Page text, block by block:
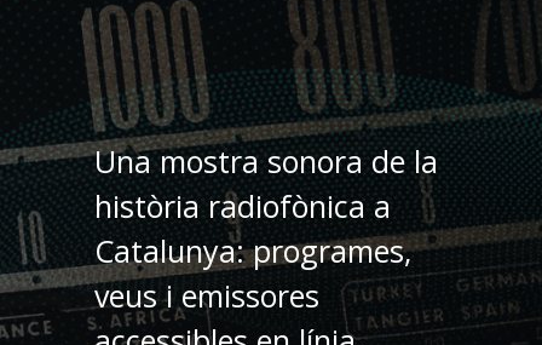
Una mostra sonora de la
història radiofònica a
Catalunya: programes,
veus i emissores